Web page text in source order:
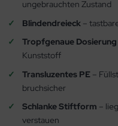
ungebrauchten Zustand
Blindendreieck–
Tropfgenaue Dosierung
Kunststoff
Transluzentes PE–
bruchsicher
Schlanke Stiftform –
verstauen